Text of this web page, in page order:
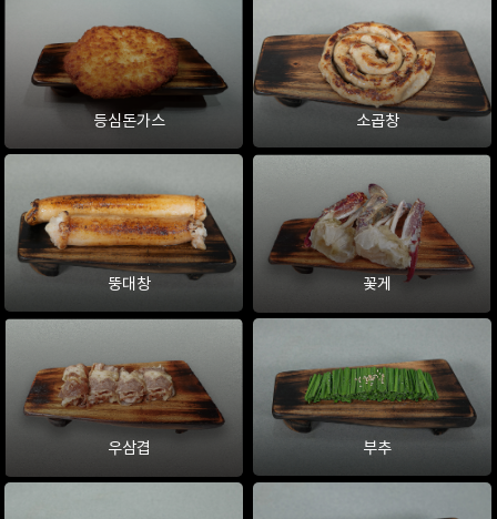
등심돈가스 소곱창
뚱대창 꽃게
우삼겹 부추